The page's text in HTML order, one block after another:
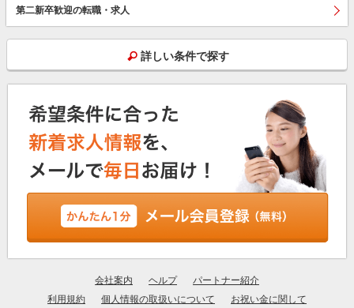
第二新卒歓迎の転職・求人
詳しい条件で探す
会社案内 ヘルプ
パートナー紹介
利用規約
個人情報の取扱いについて お祝い金に関して